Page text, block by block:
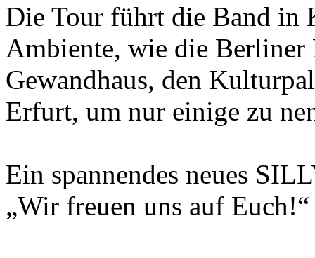
Die Tour führt die Band in
Ambiente, wie die
Gewandhaus, den
Erfurt, um nur einige zu
Ein spannendes neues
„Wir freuen uns auf Euch!“